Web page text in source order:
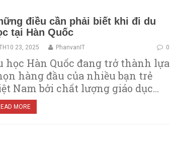
điều cần phải biết khi đi du
tại Hàn Quốc
23, 2025 0
PhanvanIT
học Hàn Quốc đang trở thành lựa
hàng đầu của nhiều bạn trẻ
Nam bởi chất lượng giáo dục…
MORE